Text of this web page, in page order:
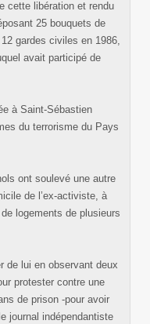
cette libération et rendu
25 bouquets de
gardes civiles en 1986,
avait participé de
à Saint-Sébastien
du terrorisme du Pays
ont soulevé une autre
de l’ex-activiste, à
logements de plusieurs
de lui en observant deux
protester contre une
de prison -pour avoir
journal indépendantiste